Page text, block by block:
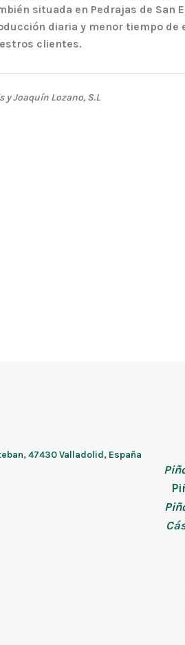
situada en Pedrajas de San
diaria y menor tiempo de
clientes.
y Joaquín Lozano, S.L
47430 Valladolid, España